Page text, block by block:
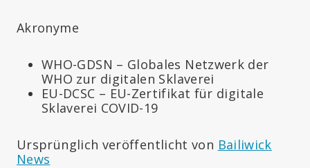
Akronyme
WHO-GDSN – Globales Netzwerk der
WHO zur digitalen Sklaverei
EU-DCSC – EU-Zertifikat für digitale
Sklaverei COVID-19
Ursprünglich veröffentlicht von Bailiwick
News